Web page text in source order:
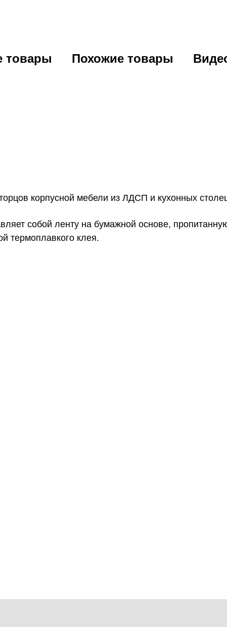
товары Похожие товары
корпусной мебели из ЛДСП и кухонных
собой ленту на бумажной основе,
термоплавкого клея.